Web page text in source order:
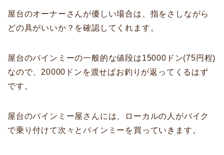
屋台のオーナーさんが優しい場合は、指をさしながら
どの具がいいか？を確認してくれます。
屋台のバインミーの一般的な値段は15000ドン(75円程)
なので、20000ドンを渡せばお釣りが返ってくるはず
です。
屋台のバインミー屋さんには、ローカルの人がバイク
で乗り付けて次々とバインミーを買っていきます。